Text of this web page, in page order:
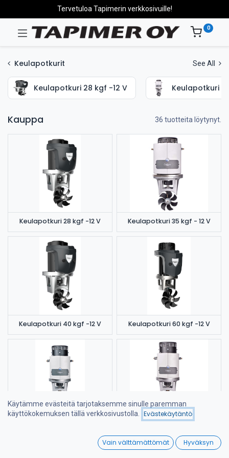
Suosituimmat
Wishlist
Tervetuloa Tapimerin verkkosivuille!
0
Keulapotkurit See All
Keulapotkuri 28 kgf -12 V Keulapotkuri
Kauppa 36 tuotteita löytynyt.
Keulapotkuri 28 kgf -12 V Keulapotkuri 35 kgf - 12 V
Keulapotkuri 40 kgf -12 V Keulapotkuri 60 kgf -12 V
Käytämme evästeitä tarjotaksemme sinulle paremman
käyttökokemuksen tällä verkkosivustolla.
Evästekäytäntö
Vain välttämättömät Hyväksyn